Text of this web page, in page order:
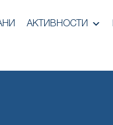
АКТИВНОСТИ